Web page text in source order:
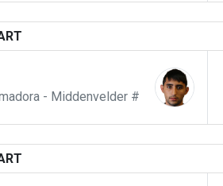
- Middenvelder #